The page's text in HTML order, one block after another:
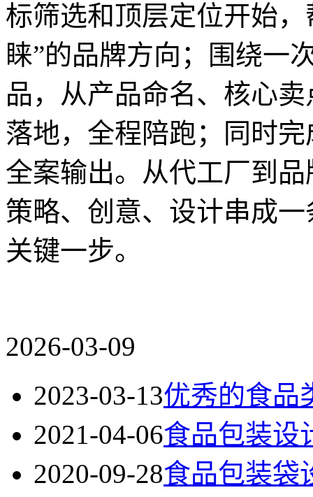
标筛选和顶层定位开始
睐”的品牌方向；围绕一
品，从产品命名、核心
落地，全程陪跑；同时
全案输出。从代工厂到
策略、创意、设计串成
关键一步。
2026-03-09
2023-03-13优秀的食品
2021-04-06食品包装设
2020-09-28食品包装袋